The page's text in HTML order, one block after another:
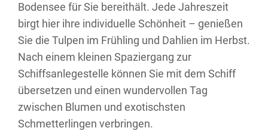
Bodensee für Sie bereithält. Jede Jahreszeit
birgt hier ihre individuelle Schönheit – genießen
Sie die Tulpen im Frühling und Dahlien im Herbst.
Nach einem kleinen Spaziergang zur
Schiffsanlegestelle können Sie mit dem Schiff
übersetzen und einen wundervollen Tag
zwischen Blumen und exotischsten
Schmetterlingen verbringen.